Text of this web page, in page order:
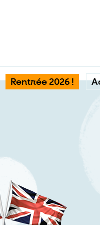
Rentrée 2026 !